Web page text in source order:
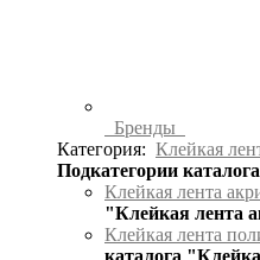
Бренды
Категория: Клейкая
Подкатегории
Клейкая лента
"Клейкая лента
Клейкая лента
каталога